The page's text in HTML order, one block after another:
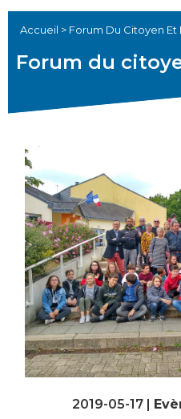
Accueil > Forum Du Citoyen Et
Forum du
2019-05-17 |